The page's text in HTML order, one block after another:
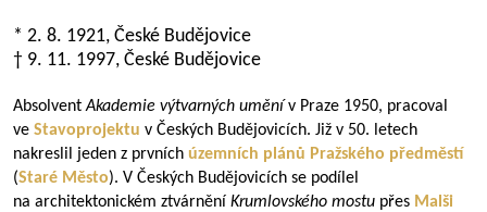
* 2. 8. 1921, České Budějovice
† 9. 11. 1997, České Budějovice
AbsolventAkademie výtvarných uměnív Praze 1950, pracoval
ve Stavoprojektu v Českých Budějovicích. Již v 50. letech
nakreslil jeden z prvních územních plánů Pražského předměstí
(Staré Město). V Českých Budějovicích se podílel
na architektonickém ztvárnění Krumlovského mostu přes Malši